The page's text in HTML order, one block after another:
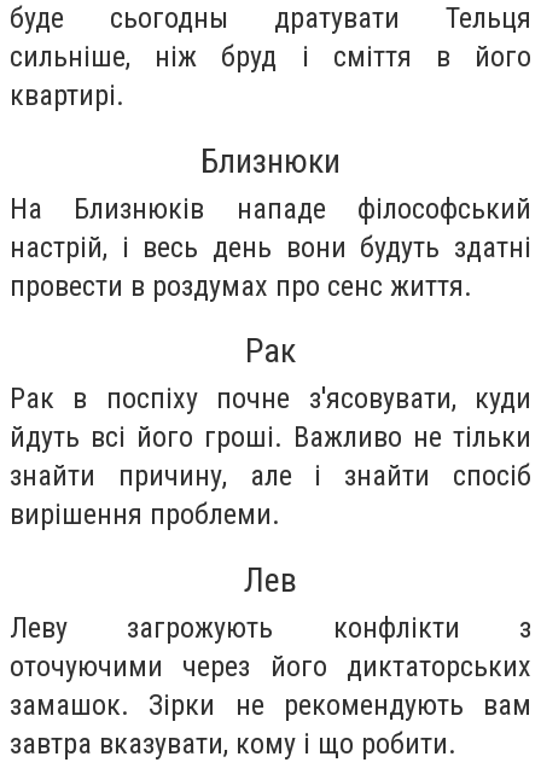
буде сьогодны дратувати Тельця
сильніше, ніж бруд і сміття в його
квартирі.
Близнюки
На Близнюків нападе філософський
настрій, і весь день вони будуть здатні
провести в роздумах про сенс життя.
Рак
Рак в поспіху почне з'ясовувати, куди
йдуть всі його гроші. Важливо не тільки
знайти причину, але і знайти спосіб
вирішення проблеми.
Лев
Леву загрожують конфлікти з
оточуючими через його диктаторських
замашок. Зірки не рекомендують вам
завтра вказувати, кому і що робити.